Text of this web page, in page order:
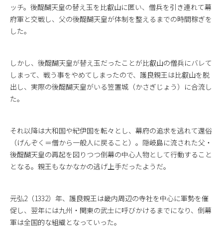
ッチ。後醍醐天皇の替え玉を比叡山に匿い、僧兵を引き連れて幕
府軍と交戦し、父の後醍醐天皇が体制を整えるまでの時間稼ぎを
した。
しかし、後醍醐天皇が替え玉だったことが比叡山の僧兵にバレて
しまって、戦う事をやめてしまったので、護良親王は比叡山を脱
出し、実際の後醍醐天皇がいる笠置城（かさぎじょう）に合流し
た。
それ以降は大和国や紀伊国を転々とし、幕府の追求を逃れて還俗
（げんぞく＝僧から一般人に戻ること）。隠岐島に流された父・
後醍醐天皇の再起を図りつつ倒幕の中心人物として行動すること
となる。親王もなかなかの逃げ上手だったようだ。
元弘2（1332）年、護良親王は畿内周辺の寺社を中心に軍勢を催
促し、翌年には九州・関東の武士に呼びかけるまでになり、倒幕
軍は全国的な組織となっていった。